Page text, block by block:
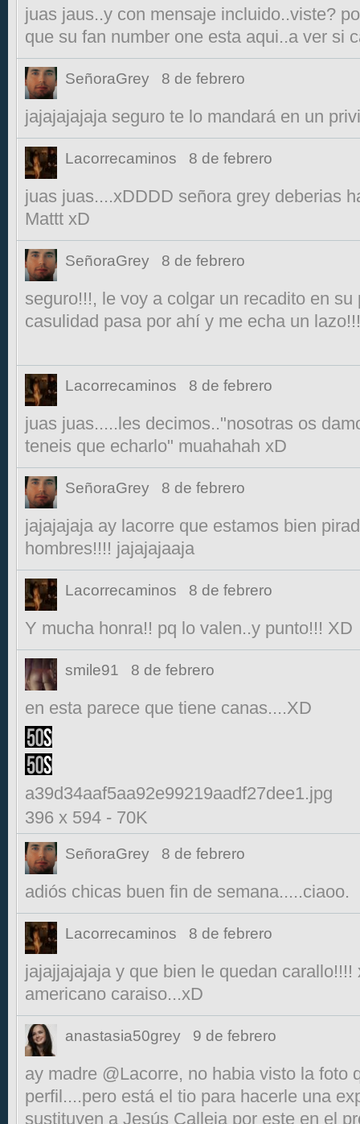
juas jaus..y con mensaje incluido..viste?
que su fan number one esta aqui..a ver si
SeñoraGrey 8 de febrero
jajajajajaja seguro te lo mandará en un
Lacorrecaminos 8 de febrero
juas juas....xDDDD señora grey deberias
Mattt xD
SeñoraGrey 8 de febrero
seguro!!!, le voy a colgar un recadito en
casulidad pasa por ahí y me echa un
Lacorrecaminos 8 de febrero
juas juas.....les decimos.."nosotras os
teneis que echarlo" muahahah xD
SeñoraGrey 8 de febrero
jajajajaja ay lacorre que estamos bien
hombres!!!! jajajajaaja
Lacorrecaminos 8 de febrero
Y mucha honra!! pq lo valen..y punto!!! XD
smile91 8 de febrero
en esta parece que tiene canas....XD
a39d34aaf5aa92e99219aadf27dee1.jpg
396 x 594 - 70K
SeñoraGrey 8 de febrero
adiós chicas buen fin de semana.....ciaoo.
Lacorrecaminos 8 de febrero
jajajjajajaja y que bien le quedan
americano caraiso...xD
anastasia50grey 9 de febrero
ay madre @Lacorre, no habia visto la foto
perfil....pero está el tio para hacerle una
sustituyen a Jesús Calleja por este en el